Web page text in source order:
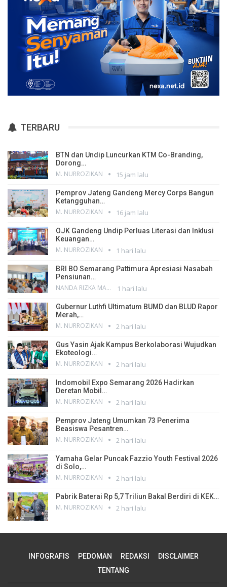
TERBARU
BTN dan Undip Luncurkan KTM Co-Branding,
Dorong…
M. NURROZIKAN 15 jam lalu
Pemprov Jateng Gandeng Mercy Corps Bangun
Ketangguhan…
M. NURROZIKAN 16 jam lalu
OJK Gandeng Undip Perluas Literasi dan Inklusi
Keuangan…
M. NURROZIKAN 1 hari lalu
BRI BO Semarang Pattimura Apresiasi Nasabah
Pensiunan…
NANDA RIZKA MAHENDRA 1 hari lalu
Gubernur Luthfi Ultimatum BUMD dan BLUD Rapor
Merah,…
M. NURROZIKAN 2 hari lalu
Gus Yasin Ajak Kampus Berkolaborasi Wujudkan
Ekoteologi…
M. NURROZIKAN 2 hari lalu
Indomobil Expo Semarang 2026 Hadirkan
Deretan Mobil…
M. NURROZIKAN 2 hari lalu
Pemprov Jateng Umumkan 73 Penerima
Beasiswa Pesantren…
M. NURROZIKAN 2 hari lalu
Yamaha Gelar Puncak Fazzio Youth Festival 2026
di Solo,…
M. NURROZIKAN 2 hari lalu
Pabrik Baterai Rp 5,7 Triliun Bakal Berdiri di KEK…
M. NURROZIKAN 2 hari lalu
INFOGRAFIS PEDOMAN REDAKSI
DISCLAIMER
TENTANG